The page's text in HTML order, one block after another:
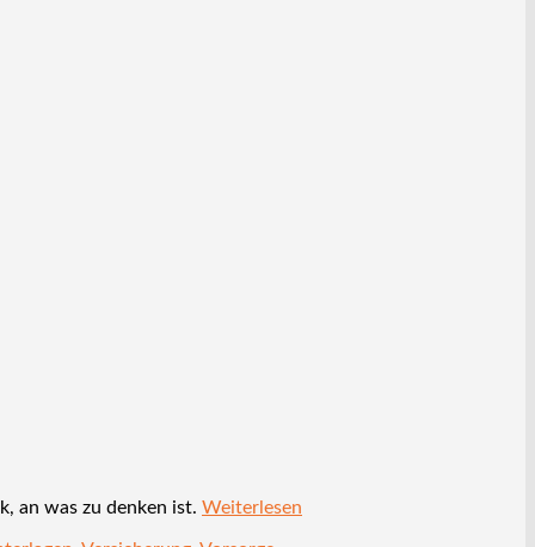
an was zu denken ist. Weiterlesen